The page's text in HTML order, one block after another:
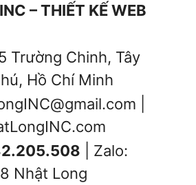
– THIẾT KẾ WEB
Trường Chinh, Tây
Hồ Chí Minh
|
| Zalo:
Nhật Long